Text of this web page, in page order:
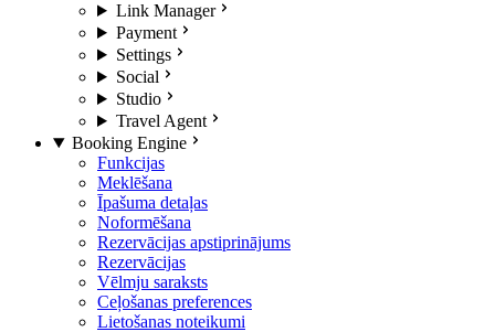
Link Manager
Payment
Settings
Social
Studio
Travel Agent
Booking Engine
Funkcijas
Meklēšana
Īpašuma detaļas
Noformēšana
Rezervācijas apstiprinājums
Rezervācijas
Vēlmju saraksts
Ceļošanas preferences
Lietošanas noteikumi